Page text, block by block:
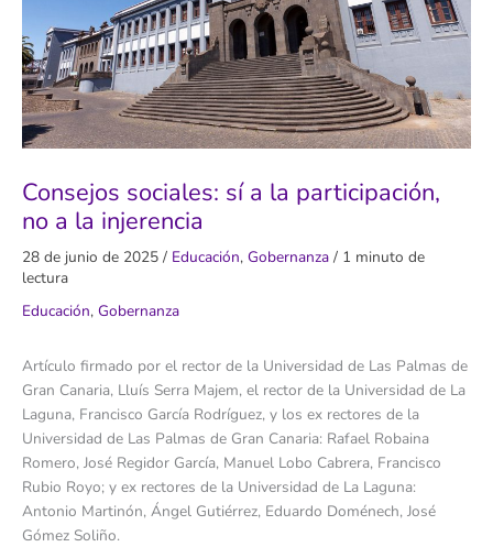
Consejos sociales: sí a la participación,
no a la injerencia
28 de junio de 2025 / Educación, Gobernanza / 1 minuto de
lectura
Educación, Gobernanza
Artículo firmado por el rector de la Universidad de Las Palmas de
Gran Canaria, Lluís Serra Majem, el rector de la Universidad de La
Laguna, Francisco García Rodríguez, y los ex rectores de la
Universidad de Las Palmas de Gran Canaria: Rafael Robaina
Romero, José Regidor García, Manuel Lobo Cabrera, Francisco
Rubio Royo; y ex rectores de la Universidad de La Laguna:
Antonio Martinón, Ángel Gutiérrez, Eduardo Doménech, José
Gómez Soliño.